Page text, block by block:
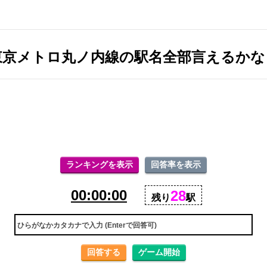
京メトロ丸ノ内線の駅名全部言えるか
ランキングを表示 回答率を表示
00:00:00 残り28駅